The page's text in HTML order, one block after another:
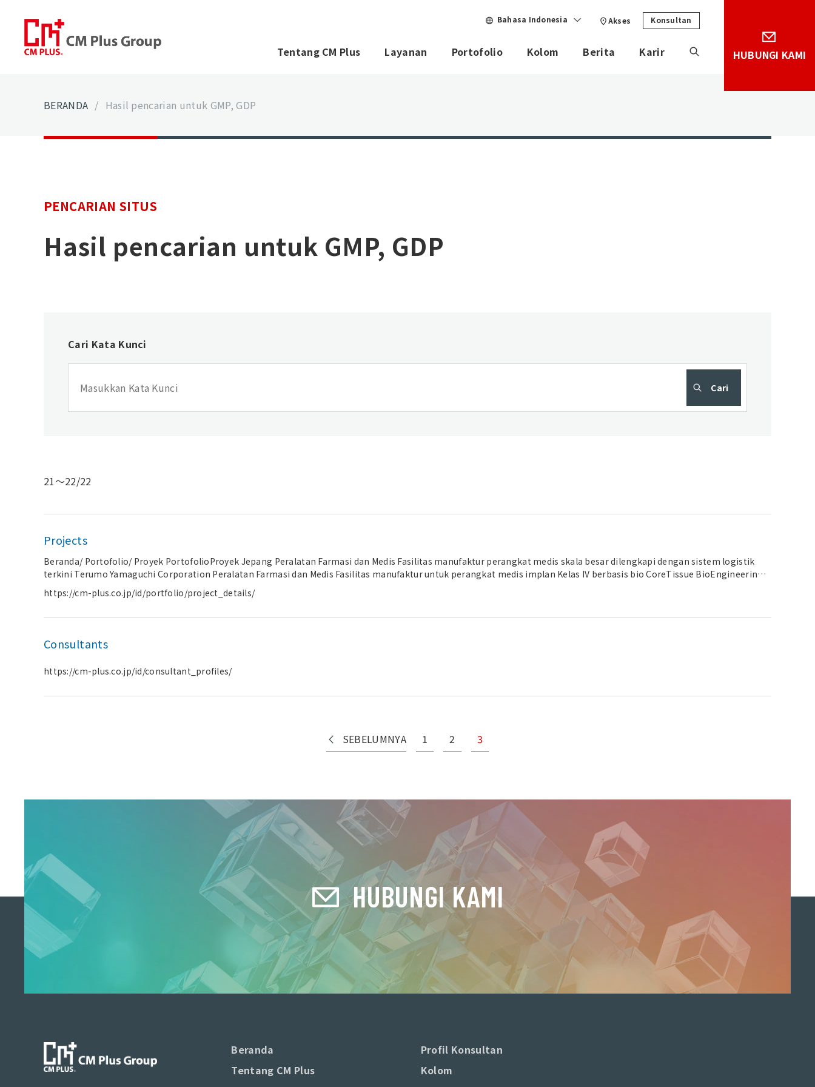
Bahasa Indonesia Akses Konsultan
Tentang CM Plus Layanan Portofolio Kolom Berita Karir HUBUNGI KAMI
BERANDA / Hasil pencarian untuk GMP, GDP
PENCARIAN SITUS
Hasil pencarian untuk GMP, GDP
Cari Kata Kunci
21〜22/22
Projects
Beranda/ Portofolio/ Proyek PortofolioProyek Jepang Peralatan Farmasi dan Medis Fasilitas manufaktur perangkat medis skala besar dilengkapi dengan sistem logistik
terkini Terumo Yamaguchi Corporation Peralatan Farmasi dan Medis Fasilitas manufaktur untuk perangkat medis implan Kelas IV berbasis bio CoreTissue BioEngineering
Inc. Kosmetik “Show” cosmetics factory TOYO BEAUTY CO., LTD. Peralatan Farmasi dan Medis/Kemasan Aiming to create a factory that "responds to rapidly changing
customer demands and stay ahead of the competition for 15 years" Iwata Label Co., Ltd.(currently IL Pharma Packaging Co., Ltd.) API Molekul Medium/Peralatan Farmasi dan
and the environment. Terumo Vietnam Co., Ltd. Makanan/Rasa-Pewangi Smooth project execution between Asia headquarter and Japan head office Takasago International
Singapore Pte. Ltd. Farmasi dan Alat Kesehatan Production line reinforcement for pharmaceutical manufacturing factory Medreich Limited "Hal-hal di atas adalah contoh
https://cm-plus.co.jp/id/portfolio/project_details/
Consultants
https://cm-plus.co.jp/id/consultant_profiles/
SEBELUMNYA 1 2 3
HUBUNGI KAMI
Beranda
Tentang CM Plus
Profil Konsultan
Kolom